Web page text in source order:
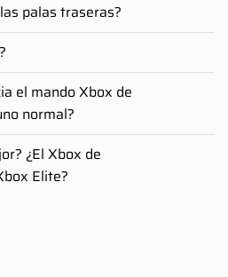
palas traseras?
el mando Xbox de
normal?
¿El Xbox de
Elite?